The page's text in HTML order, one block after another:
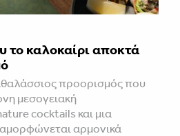
το καλοκαίρι αποκτά
προορισμός που
μεσογειακή
cocktails και μια
αρμονικά